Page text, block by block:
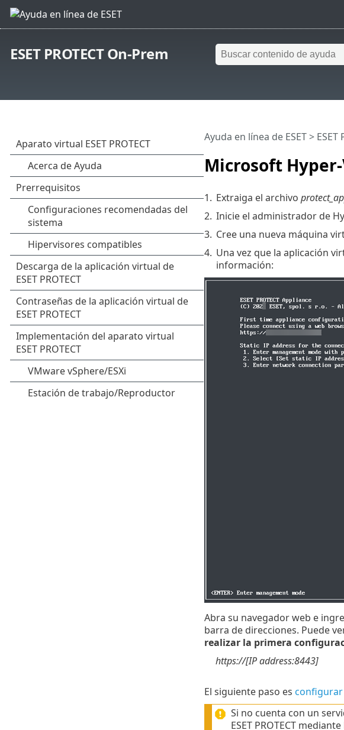
ESET PROTECT On-Prem
Microsoft
Ayuda en línea de ESET> ESET
1. Extraiga el archivo
2. Inicie el administrador de
3. Cree una nueva máquina
4. Una vez que la aplicación
información:
Abra su navegador web e
barra de direcciones. Puede
realizar la primera
https://[IP address:8443]
El siguiente paso es configurar
Si no cuenta con un
ESET PROTECT